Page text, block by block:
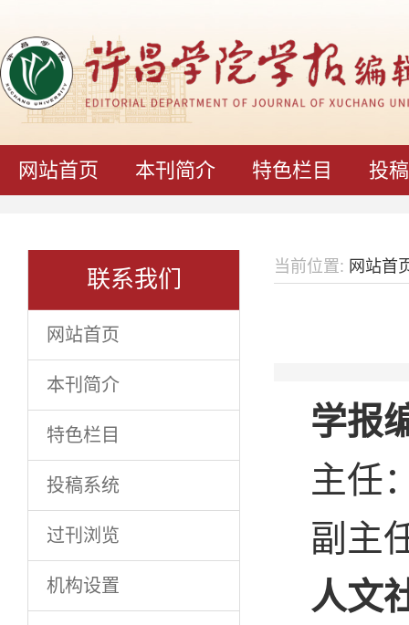
网站首页 本刊简介 特色栏目 投
联系我们
网站首页
本刊简介
特色栏目
投稿系统
过刊浏览
机构设置
当前位置: 网站首
学报
主
副主
人文